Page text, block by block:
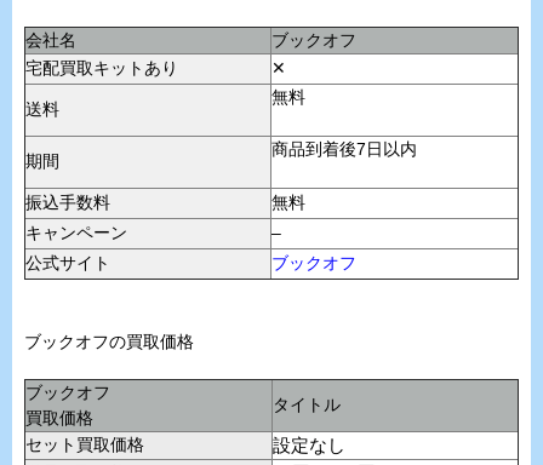
会社名
ブックオフ
宅配買取キットあり
✕
送料
無料
期間
商品到着後7日以内
振込手数料
無料
キャンペーン
–
公式サイト
ブックオフ
ブックオフの買取価格
ブックオフ
買取価格
タイトル
セット買取価格
設定なし